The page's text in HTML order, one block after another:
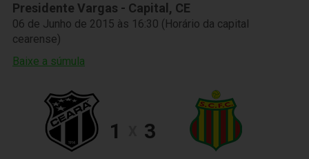
Presidente Vargas - Capital, CE
06 de Junho de 2015 às 16:30 (Horário da capital
cearense)
Baixe a súmula
1 3